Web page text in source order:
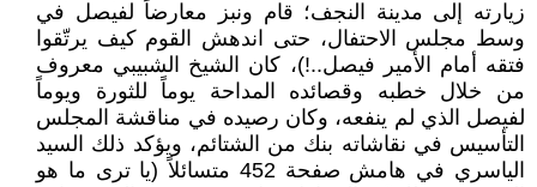
زيارته إلى مدينة النجف؛ قام ونبز معارضاً لفيصل في
وسط مجلس الاحتفال، حتى اندهش القوم كيف يرتّقوا
فتقه أمام الأمير فيصل..!)، كان الشيخ الشبيبي معروف
من خلال خطبه وقصائده المداحة يوماً للثورة ويوماً
لفيصل الذي لم ينفعه، وكان رصيده في مناقشة المجلس
التأسيس في نقاشاته بنك من الشتائم، ويؤكد ذلك السيد
الياسري في هامش صفحة 452 متسائلاً (يا ترى ما هو